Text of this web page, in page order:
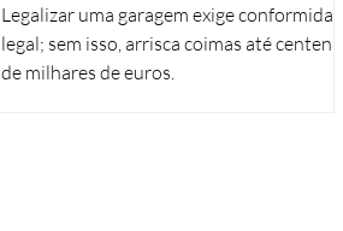
Legalizar uma garagem exige conformidade
legal; sem isso, arrisca coimas até centenas
de milhares de euros.